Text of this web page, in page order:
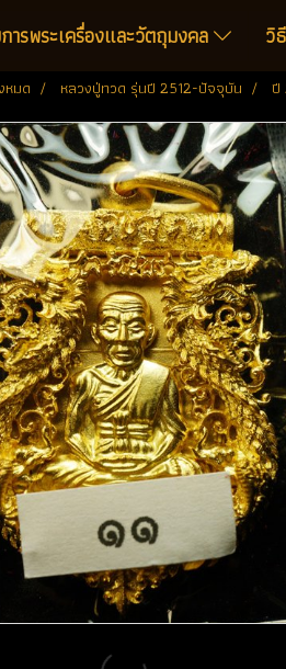
ารพระเครื่องและวัตถุมงคล วิ
หมด หลวงปู่ทวด รุ่นปี 2512-ปัจจุบัน ปี